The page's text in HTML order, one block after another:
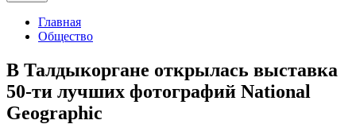
Главная
Общество
В Талдыкоргане открылась выставка
50-ти лучших фотографий National
Geographic